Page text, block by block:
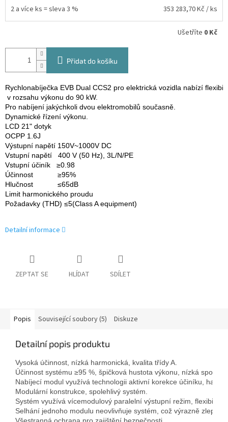
2 a více ks = sleva 3 % 353 283,70 Kč / ks
Ušetříte 0 Kč
Přidat do košíku
Rychlonabíječka EVB Dual CCS2 pro elektrická vozidla nabízí
v rozsahu výkonu do 90 kW.
Pro nabíjení jakýchkoli dvou elektromobilů současně.
Dynamické řízení výkonu.
LCD 21" dotyk
OCPP 1.6J
Výstupní napětí 150V~1000V DC
Vstupní napětí   400 V (50 Hz), 3L/N/PE
Vstupní účiník   ≥0.98
Účinnost            ≥95%
Hlučnost            ≤65dB
Limit harmonického proudu
Požadavky (THD) ≤5(Class A equipment)
Detailní informace
ZEPTAT SE HLÍDAT SDÍLET
Popis Související soubory (5) Diskuze
Detailní popis produktu
Vysoká účinnost, nízká harmonická, kvalita třídy A.
Účinnost systému ≥95 %, špičková hustota výkonu, nízká
Nabíjecí modul využívá technologii aktivní korekce účiníku,
Modulární konstrukce, spolehlivý systém.
Systém využívá vícemodulový paralelní výstupní režim, flexibilní
Selhání jednoho modulu neovlivňuje systém, což výrazně
Všestranná ochrana pro zajištění bezpečnosti.